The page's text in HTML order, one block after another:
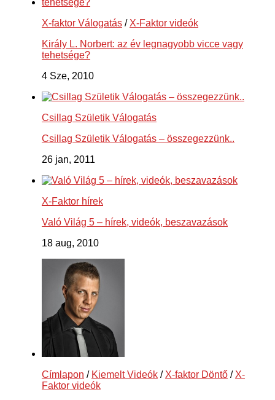
X-faktor Válogatás / X-Faktor videók
Király L. Norbert: az év legnagyobb vicce vagy
tehetsége?
4 Sze, 2010
Csillag Születik Válogatás
Csillag Születik Válogatás – összegezzünk..
26 jan, 2011
X-Faktor hírek
Való Világ 5 – hírek, videók, beszavazások
18 aug, 2010
Címlapon / Kiemelt Videók / X-faktor Döntő / X-
Faktor videók